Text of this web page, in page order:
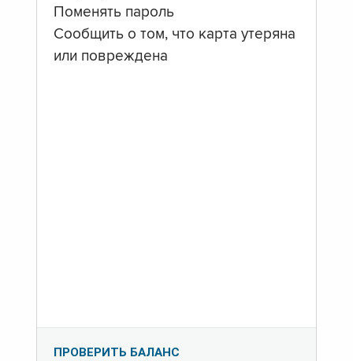
Поменять пароль
Сообщить о том, что карта утеряна
или повреждена
ПРОВЕРИТЬ БАЛАНС